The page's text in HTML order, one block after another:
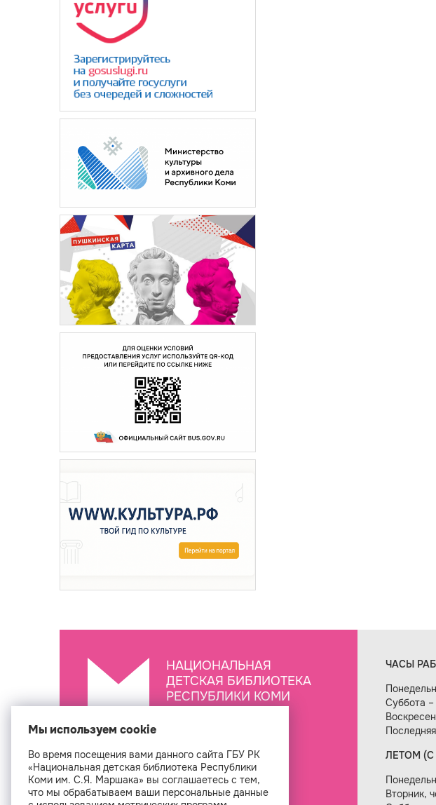
НАЦИОНАЛЬНАЯ
ДЕТСКАЯ БИБЛИОТЕКА
РЕСПУБЛИКИ КОМИ
ЧАСЫ
Суббота –
ЛЕТОМ (С
Вторник,
Создание сайта — веб-
Мы используем cookie
Во время посещения вами данного сайта ГБУ РК
«Национальная детская библиотека Республики
Коми им. С.Я. Маршака» вы соглашаетесь с тем,
что мы обрабатываем ваши персональные данные